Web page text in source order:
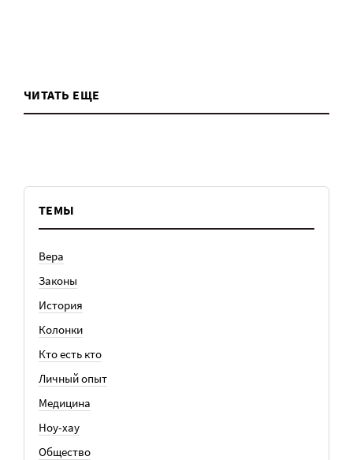
ЧИТАТЬ ЕЩЕ
ТЕМЫ
Вера
Законы
История
Колонки
Кто есть кто
Личный опыт
Медицина
Ноу-хау
Общество